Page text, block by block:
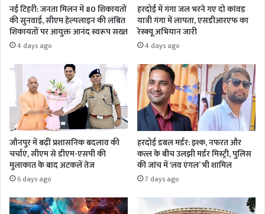
नई टिहरी: जनता मिलन में 80 शिकायतों
की सुनवाई, सीएम हेल्पलाइन की लंबित
शिकायतों पर आयुक्त आनंद स्वरूप सख्त
4 days ago
हरदोई में गंगा जल भरने गए दो कांवड़
यात्री गंगा में लापता, एसडीआरएफ का
रेस्क्यू अभियान जारी
4 days ago
जौनपुर में बढ़ीं प्रशासनिक बदलाव की
चर्चाएं, सीएम से डीएम-एसपी की
मुलाकात के बाद अटकलें तेज
6 days ago
हरदोई डबल मर्डर: इश्क, नफरत और
कत्ल के बीच उलझी मर्डर मिस्ट्री, पुलिस
की जांच में ‘लव एंगल’ भी शामिल
7 days ago